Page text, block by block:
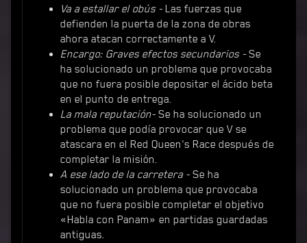
Va a estallar el obús - Las fuerzas que
defienden la puerta de la zona de obras
ahora atacan correctamente a V.
Encargo: Graves efectos secundarios - Se
ha solucionado un problema que provocaba
que no fuera posible depositar el ácido beta
en el punto de entrega.
La mala reputación- Se ha solucionado un
problema que podía provocar que V se
atascara en el Red Queen's Race después de
completar la misión.
A ese lado de la carretera - Se ha
solucionado un problema que provocaba
que no fuera posible completar el objetivo
«Habla con Panam» en partidas guardadas
antiguas.